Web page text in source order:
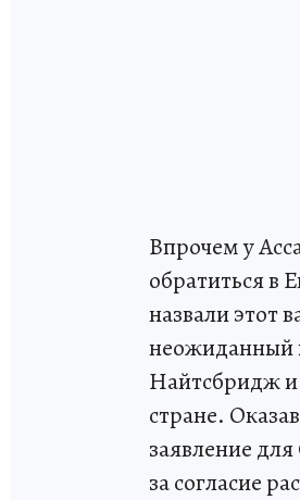
Впрочем у
обратиться в
назвали этот
неожиданный
Найтсбридж и
стране.
заявление
за согласие